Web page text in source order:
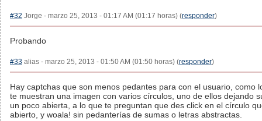
#32 Jorge - marzo 25, 2013 - 01:17 AM (01:17 horas) (responder)
Probando
#33 alias - marzo 25, 2013 - 01:50 AM (01:50 horas) (responder)
Hay captchas que son menos pedantes para con el usuario, como
te muestran una imagen con varios círculos, uno de ellos dejando
un poco abierta, a lo que te preguntan que des click en el círculo
abierto, y woala! sin pedanterías de sumas o letras abstractas.